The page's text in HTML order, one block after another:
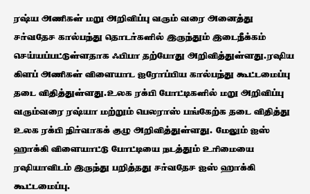
ரஷ்ய அணிகள் மறு அறிவிப்பு வரும் வரை அனைத்து
சர்வதேச கால்பந்து தொடர்களில் இருந்தும் இடைநீக்கம்
செய்யப்பட்டுள்ளதாக ஃபிபா தற்போது அறிவித்துள்ளது.ரஷிய
கிளப் அணிகள் விளையாட ஐரோப்பிய கால்பந்து கூட்டமைப்பு
தடை விதித்துள்ளது.உலக ரக்பி போட்டிகளில் மறு அறிவிப்பு
வரும்வரை ரஷ்யா மற்றும் பெலராஸ் பங்கேற்க தடை விதித்து
உலக ரக்பி நிர்வாகக் குழு அறிவித்துள்ளது. மேலும் ஐஸ்
ஹாக்கி விளையாட்டு போட்டியை நடத்தும் உரிமையை
ரஷியாவிடம் இருந்து பறித்தது சர்வதேச ஐஸ் ஹாக்கி
கூட்டமைப்பு.